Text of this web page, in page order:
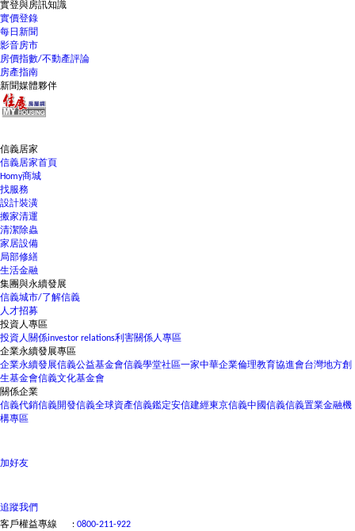
實登與房訊知識
實價登錄
每日新聞
影音房市
房價指數/不動產評論
房產指南
新聞媒體夥伴
信義居家
信義居家首頁
Homy商城
找服務
設計裝潢
搬家清運
清潔除蟲
家居設備
局部修繕
生活金融
集團與永續發展
信義城市/了解信義
人才招募
投資人專區
投資人關係investor relations利害關係人專區
企業永續發展專區
企業永續發展信義公益基金會信義學堂社區一家中華企業倫理教育協進會台灣地方創
生基金會信義文化基金會
關係企業
信義代銷信義開發信義全球資產信義鑑定安信建經東京信義中國信義信義置業金融機
構專區
加好友
追蹤我們
客戶權益專線
: 0800-211-922